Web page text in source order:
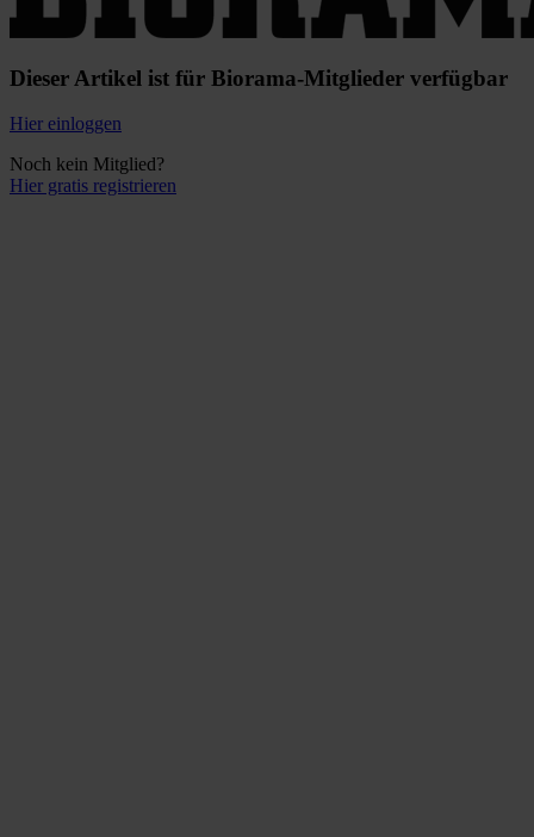
Dieser Artikel ist für Biorama-Mitglieder verfügbar
Hier einloggen
Noch kein Mitglied?
Hier gratis registrieren